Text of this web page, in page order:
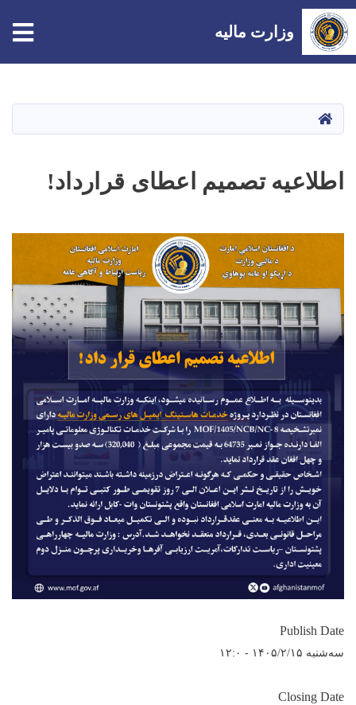
content
وزارت مالیه
صفحه اصلی
اطلاعیه تصمیم اعطای قرارداد!
Publish Date
سه‌شنبه ۱۴۰۵/۲/۱۵ - ۱۲:۰
Closing Date